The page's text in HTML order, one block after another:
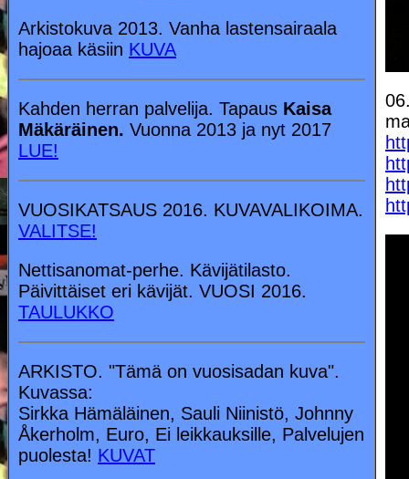
Arkistokuva 2013. Vanha lastensairaala
hajoaa käsiin KUVA
Kahden herran palvelija. Tapaus Kaisa
Mäkäräinen. Vuonna 2013 ja nyt 2017
LUE!
VUOSIKATSAUS 2016. KUVAVALIKOIMA.
VALITSE!
Nettisanomat-perhe. Kävijätilasto.
Päivittäiset eri kävijät. VUOSI 2016.
TAULUKKO
ARKISTO. "Tämä on vuosisadan kuva".
Kuvassa:
Sirkka Hämäläinen, Sauli Niinistö, Johnny
Åkerholm, Euro, Ei leikkauksille, Palvelujen
puolesta! KUVAT